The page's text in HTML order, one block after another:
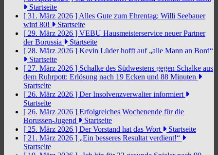
Startseite
[ 31. März 2026 ] Alles Gute zum Ehrentag: Willi Seebauer
wird 80!
Startseite
[ 29. März 2026 ] VEBU Hausmeisterservice neuer Partner
der Borussia
Startseite
[ 28. März 2026 ] Kevin Lüder hofft auf „alle Mann an Bord“
Startseite
[ 27. März 2026 ] Schalke des Südwestens gegen Schalke aus
dem Ruhrpott: Erlösung nach 19 Ecken und 88 Minuten
Startseite
[ 26. März 2026 ] Der Insolvenzverwalter informiert
Startseite
[ 26. März 2026 ] Erfolgreiches Wochenende für die
Borussen-Jugend
Startseite
[ 25. März 2026 ] Der Vorstand hat das Wort
Startseite
[ 21. März 2026 ] „Ein besseres Resultat verdient!“
Startseite